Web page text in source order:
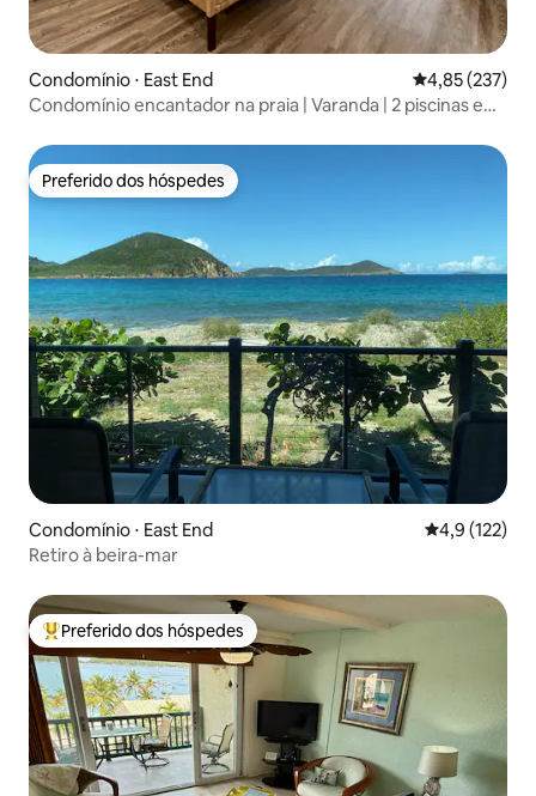
Condomínio ⋅ East End 4,85 de uma
4,85 (237)
Condomínio encantador na praia | Varanda | 2 piscinas e
Preferido dos hóspedes
Preferido dos hóspedes
Condomínio ⋅ East End 4,9 de uma
4,9 (122)
Retiro à beira-mar
Entre os melhores preferidos dos hóspedes
Preferido dos hóspedes